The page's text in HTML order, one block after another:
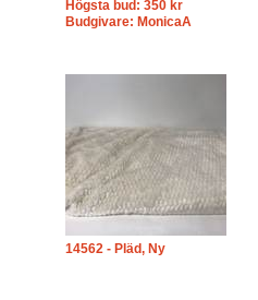
Högsta bud: 350 kr
Budgivare: MonicaA
14562 - Pläd, Ny